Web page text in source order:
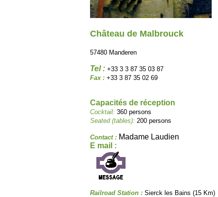
Château de Malbrouck
57480 Manderen
Tel : +33 3 3 87 35 03 87
Fax : +33 3 87 35 02 69
Capacités de réception
Cocktail: 360 persons
Seated (tables): 200 persons
Contact : Madame Laudien
E mail :
Railroad Station : Sierck les Bains (15 Km)